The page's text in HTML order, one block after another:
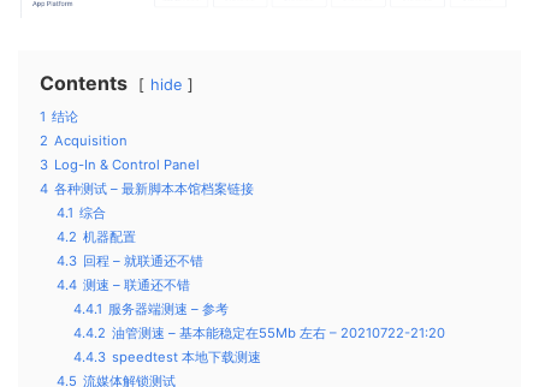
Contents hide
1 结论
2 Acquisition
3 Log-In & Control Panel
4 各种测试 – 最新脚本本馆档案链接
4.1 综合
4.2 机器配置
4.3 回程 – 就联通还不错
4.4 测速 – 联通还不错
4.4.1 服务器端测速 – 参考
4.4.2 油管测速 – 基本能稳定在55Mb 左右 – 20210722-21:20
4.4.3 speedtest 本地下载测速
4.5 流媒体解锁测试